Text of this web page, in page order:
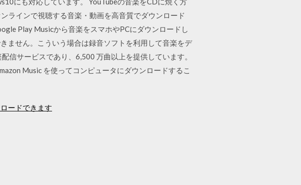
ラインで視聴する音楽・動画を高音質でダウンロード
Play Musicから音楽をスマホやPCにダウンロードし
ません。こういう場合は録音ソフトを利用して音楽をデ
信サービスであり、6,500 万曲以上を提供しています。
Music を使ってコンピュータにダウンロードするこ
ードできます